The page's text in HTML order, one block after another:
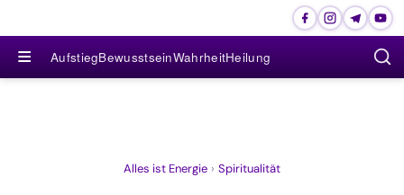
≡ AufstiegBewusstseinWahrheitHeilung
Alles ist Energie › Spiritualität